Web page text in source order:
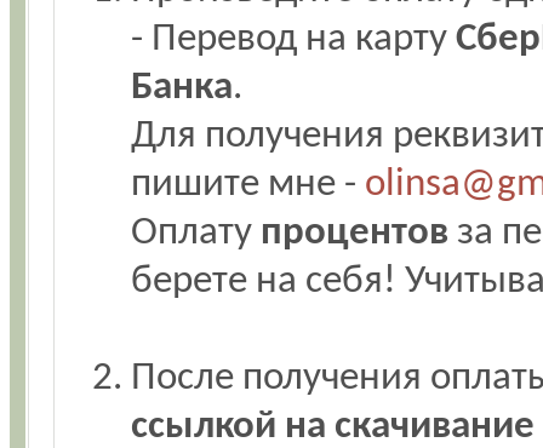
- Перевод на карту
Банка.
Для получения
пишите мне -
Оплату процентов за
берете на себя!
После получения
ссылкой на